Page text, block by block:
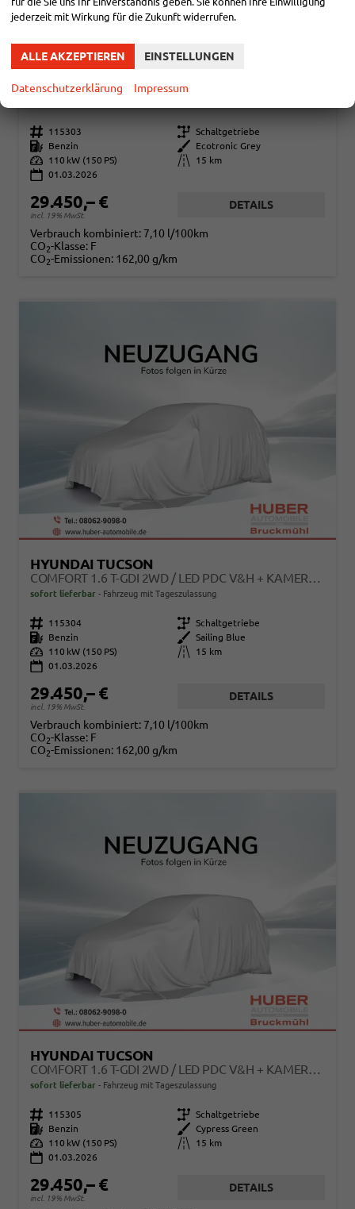
HYUNDAI TUCSON
Fahrzeugnr. 115303 Getriebe Schaltgetriebe
Kraftstoff
Benzin Außenfarbe
Ecotronic Grey
Leistung
110 kW (150 PS) Kilometerstand
15 km
01.03.2026
29.450,– €
incl. 19% MwSt.
DETAILS
Verbrauch kombiniert: 7,10 l/100km
CO2-Klasse: F
CO2-Emissionen: 162,00 g/km
HYUNDAI TUCSON
COMFORT 1.6 T-GDI 2WD / LED PDC V&H + KAMERA SITZ LENKRADHEIZUNG ALU 18"
sofort lieferbar Fahrzeug mit Tageszulassung
Fahrzeugnr. 115304 Getriebe Schaltgetriebe
Kraftstoff
Benzin Außenfarbe
Sailing Blue
Leistung
110 kW (150 PS) Kilometerstand
15 km
01.03.2026
29.450,– €
incl. 19% MwSt.
DETAILS
Verbrauch kombiniert: 7,10 l/100km
CO2-Klasse: F
CO2-Emissionen: 162,00 g/km
HYUNDAI TUCSON
COMFORT 1.6 T-GDI 2WD / LED PDC V&H + KAMERA SITZ LENKRADHEIZUNG ALU 18"
sofort lieferbar Fahrzeug mit Tageszulassung
Fahrzeugnr. 115305 Getriebe Schaltgetriebe
Kraftstoff
Benzin Außenfarbe
Cypress Green
Leistung
110 kW (150 PS) Kilometerstand
15 km
01.03.2026
29.450,– €
incl. 19% MwSt.
DETAILS
jederzeit mit Wirkung für die Zukunft widerrufen.
ALLE AKZEPTIEREN EINSTELLUNGEN
Datenschutzerklärung Impressum